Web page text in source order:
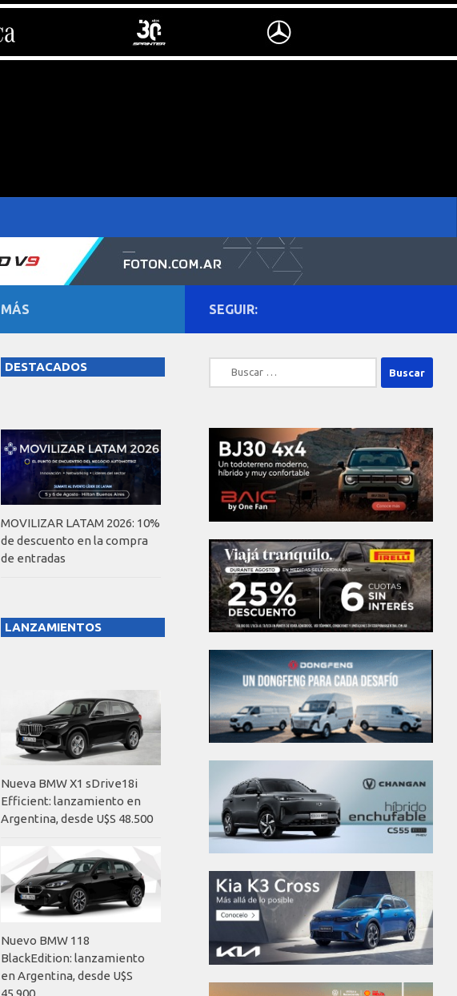
SEGUIR:
Buscar:
MÁS
DESTACADOS
MOVILIZAR LATAM 2026: 10%
de descuento en la compra
de entradas
LANZAMIENTOS
Nueva BMW X1 sDrive18i
Efficient: lanzamiento en
Argentina, desde U$S 48.500
Nuevo BMW 118
BlackEdition: lanzamiento
en Argentina, desde U$S
45.900